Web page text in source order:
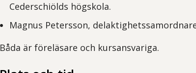
Cederschiölds högskola.
Magnus Petersson,
Båda är föreläsare och kursansvariga.